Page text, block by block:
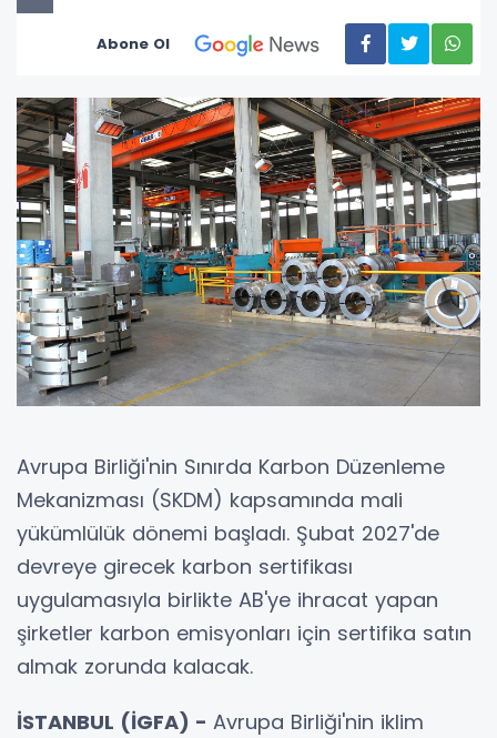
Abone Ol
Avrupa Birliği'nin Sınırda Karbon Düzenleme
Mekanizması (SKDM) kapsamında mali
yükümlülük dönemi başladı. Şubat 2027'de
devreye girecek karbon sertifikası
uygulamasıyla birlikte AB'ye ihracat yapan
şirketler karbon emisyonları için sertifika satın
almak zorunda kalacak.
İSTANBUL (İGFA) - Avrupa Birliği'nin iklim